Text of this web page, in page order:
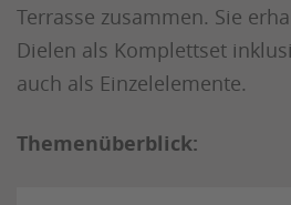
Terrasse zusammen. Sie
Dielen als Komplettset
auch als Einzelelemente.
Themenüberblick: